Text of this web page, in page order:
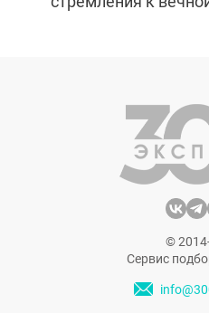
удается в 63 года
сохранять интерес
яблочки,
своевременные
спасают
©
Сервис